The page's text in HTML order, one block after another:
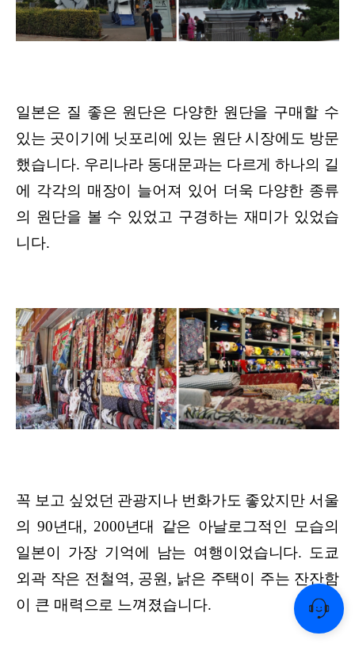
일본은 질 좋은 원단은 다양한 원단을 구매할 수
있는 곳이기에 닛포리에 있는 원단 시장에도 방문
했습니다. 우리나라 동대문과는 다르게 하나의 길
에 각각의 매장이 늘어져 있어 더욱 다양한 종류
의 원단을 볼 수 있었고 구경하는 재미가 있었습
니다.
꼭 보고 싶었던 관광지나 번화가도 좋았지만 서울
의 90년대, 2000년대 같은 아날로그적인 모습의
일본이 가장 기억에 남는 여행이었습니다. 도쿄
외곽 작은 전철역, 공원, 낡은 주택이 주는 잔잔함
이 큰 매력으로 느껴졌습니다.